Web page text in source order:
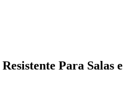
Para Salas e